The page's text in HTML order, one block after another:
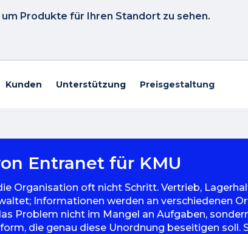
Produkte für Ihren Standort zu sehen.
Kunden Unterstützung Preisgestaltung
Entranet für KMU
Organisation oft nicht Schritt. Vertrieb,
Informationen werden an verschiedenen
Problem nicht im Mangel an Aufgaben,
die genau diese Unordnung beseitigen soll.